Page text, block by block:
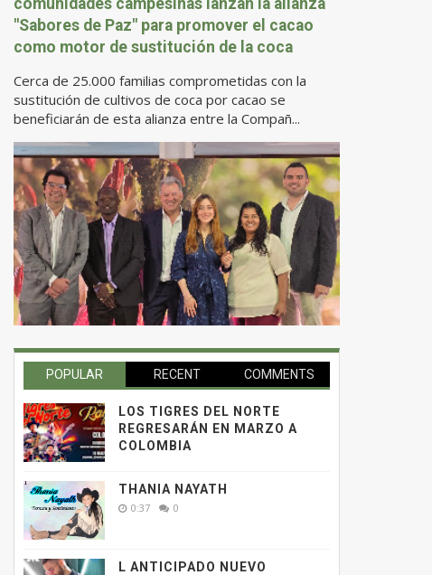
comunidades campesinas lanzan la alianza
"Sabores de Paz" para promover el cacao
como motor de sustitución de la coca
Cerca de 25.000 familias comprometidas con la
sustitución de cultivos de coca por cacao se
beneficiarán de esta alianza entre la Compañ...
POPULAR RECENT COMMENTS
LOS TIGRES DEL NORTE
REGRESARÁN EN MARZO A
COLOMBIA
THANIA NAYATH
0:37 0
L ANTICIPADO NUEVO